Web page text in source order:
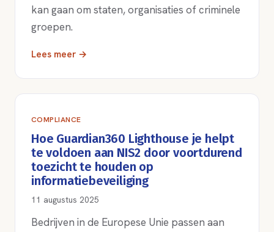
kan gaan om staten, organisaties of criminele
groepen.
Lees meer →
COMPLIANCE
Hoe Guardian360 Lighthouse je helpt
te voldoen aan NIS2 door voortdurend
toezicht te houden op
informatiebeveiliging
11 augustus 2025
Bedrijven in de Europese Unie passen aan